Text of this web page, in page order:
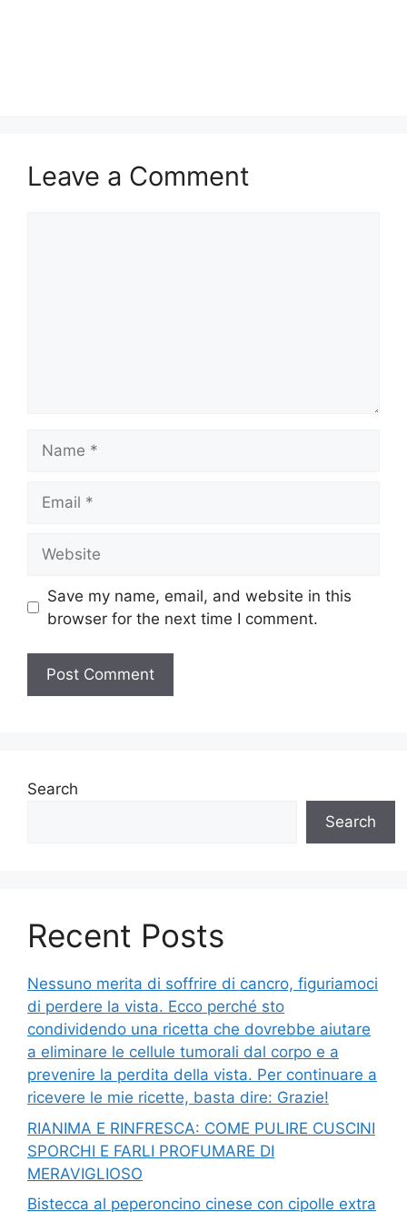
Leave a Comment
Save my name, email, and website in this
browser for the next time I comment.
Search
Search
Recent Posts
Nessuno merita di soffrire di cancro, figuriamoci
di perdere la vista. Ecco perché sto
condividendo una ricetta che dovrebbe aiutare
a eliminare le cellule tumorali dal corpo e a
prevenire la perdita della vista. Per continuare a
ricevere le mie ricette, basta dire: Grazie!
RIANIMA E RINFRESCA: COME PULIRE CUSCINI
SPORCHI E FARLI PROFUMARE DI
MERAVIGLIOSO
Bistecca al peperoncino cinese con cipolle extra